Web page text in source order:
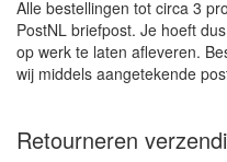
Alle bestellingen tot circa 3
PostNL briefpost. Je hoeft
op werk te laten afleveren.
wij middels aangetekende
Retourneren